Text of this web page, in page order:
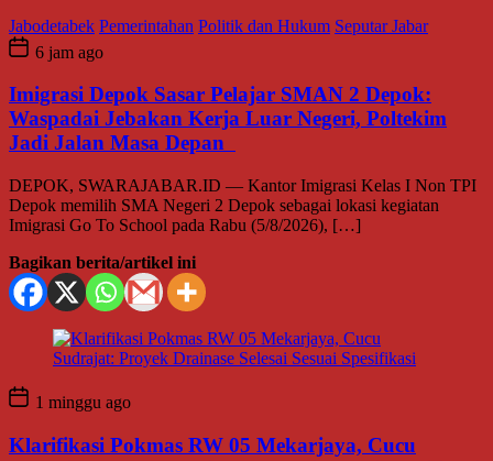
Jabodetabek Pemerintahan Politik dan Hukum Seputar Jabar
6 jam ago
Imigrasi Depok Sasar Pelajar SMAN 2 Depok:
Waspadai Jebakan Kerja Luar Negeri, Poltekim
Jadi Jalan Masa Depan
DEPOK, SWARAJABAR.ID — Kantor Imigrasi Kelas I Non TPI
Depok memilih SMA Negeri 2 Depok sebagai lokasi kegiatan
Imigrasi Go To School pada Rabu (5/8/2026), […]
Bagikan berita/artikel ini
1 minggu ago
Klarifikasi Pokmas RW 05 Mekarjaya, Cucu